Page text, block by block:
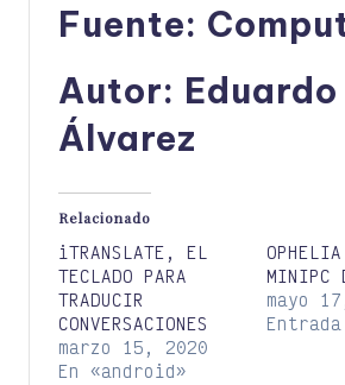
Fuente:
Autor: Eduardo
Álvarez
Relacionado
iTRANSLATE, EL
TECLADO PARA
TRADUCIR
CONVERSACIONES
marzo 15, 2020
En «android»
MINIPC
mayo